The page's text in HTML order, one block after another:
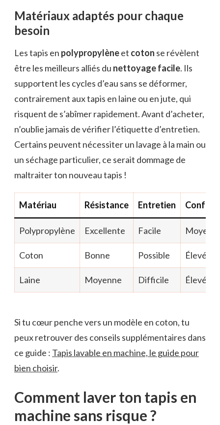
Matériaux adaptés pour chaque
besoin
Les tapis en polypropylèneet coton se révèlent
être les meilleurs alliés du nettoyage facile. Ils
supportent les cycles d’eau sans se déformer,
contrairement aux tapis en laine ou en jute, qui
risquent de s’abîmer rapidement. Avant d’acheter,
n’oublie jamais de vérifier l’étiquette d’entretien.
Certains peuvent nécessiter un lavage à la main ou
un séchage particulier, ce serait dommage de
maltraiter ton nouveau tapis !
Matériau Résistance Entretien Confort
Polypropylène Excellente Facile Moyen
Coton Bonne Possible Élevé
Laine Moyenne Difficile Élevé
Si tu cœur penche vers un modèle en coton, tu
peux retrouver des conseils supplémentaires dans
ce guide : Tapis lavable en machine, le guide pour
bien choisir.
Comment laver ton tapis en
machine sans risque ?